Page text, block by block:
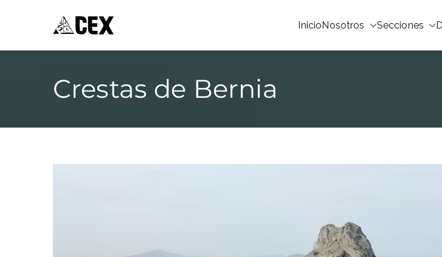
InicioNosotros Secciones
Crestas de Bernia